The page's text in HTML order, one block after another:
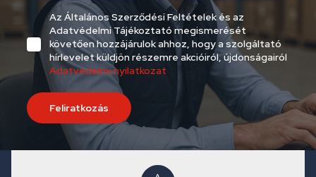
Az Általános Szerződési Feltételek és az
Adatvédelmi Tájékoztató megismerését
követően hozzájárulok ahhoz, hogy a szolgáltató
hírlevelet küldjön részemre akcióiról, újdonságairól
Adatvédelmi nyilatkozat
Feliratkozás